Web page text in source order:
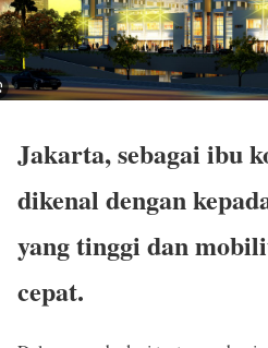
Jakarta, sebagai ibu
dikenal dengan
yang tinggi dan
cepat.